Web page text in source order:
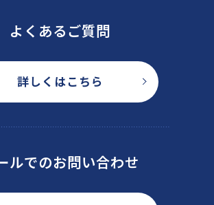
よくあるご質問
詳しくはこちら
ルでのお問い合わせ